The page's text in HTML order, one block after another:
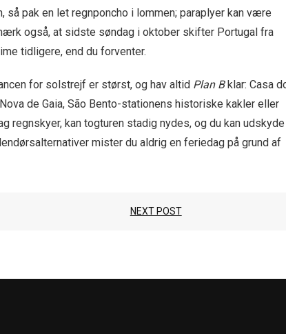
så pak en let regnponcho i lommen; paraplyer kan være
også, at sidste søndag i oktober skifter Portugal fra
tidligere, end du forventer.
for solstrejf er størst, og hav altid Plan Bklar: Casa
de Gaia, São Bento-stationens historiske kakler eller
regnskyer, kan togturen stadig nydes, og du kan udskyde
mister du aldrig en feriedag på grund af
NEXT POST